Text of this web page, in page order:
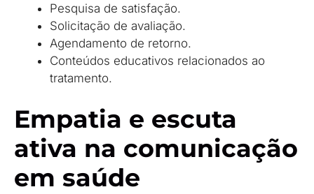
Pesquisa de satisfação.
Solicitação de avaliação.
Agendamento de retorno.
Conteúdos educativos relacionados ao
tratamento.
Empatia e escuta
ativa na comunicação
em saúde